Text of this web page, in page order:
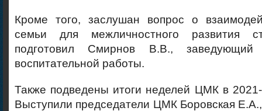
Кроме того, заслушан вопрос о
семьи для межличностного развития
подготовил Смирнов В.В., заведующий
воспитательной работы.
Также подведены итоги неделей ЦМК в
Выступили председатели ЦМК Боровская